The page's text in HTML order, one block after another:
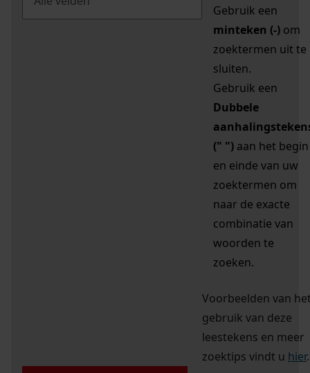
Gebruik een
minteken (-) om
zoektermen uit te
sluiten.
Gebruik een
Dubbele
(" ") aan het begin
en einde van uw
zoektermen om
naar de exacte
combinatie van
woorden te
zoeken.
Voorbeelden van
gebruik van deze
leestekens en meer
zoektips vindt u hier.